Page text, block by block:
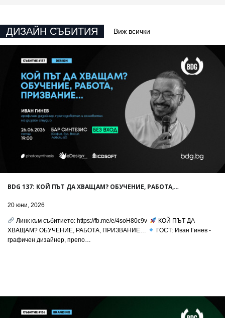
ДИЗАЙН СЪБИТИЯ Виж всички
BDG 137: КОЙ ПЪТ ДА ХВАЩАМ? ОБУЧЕНИЕ, РАБОТА,…
20 юни, 2026
Линк към събитието: https://fb.me/e/4soH80c9v
КОЙ ПЪТ ДА
ХВАЩАМ? ОБУЧЕНИЕ, РАБОТА, ПРИЗВАНИЕ…
ГОСТ: Иван Гинев -
графичен дизайнер, препо…